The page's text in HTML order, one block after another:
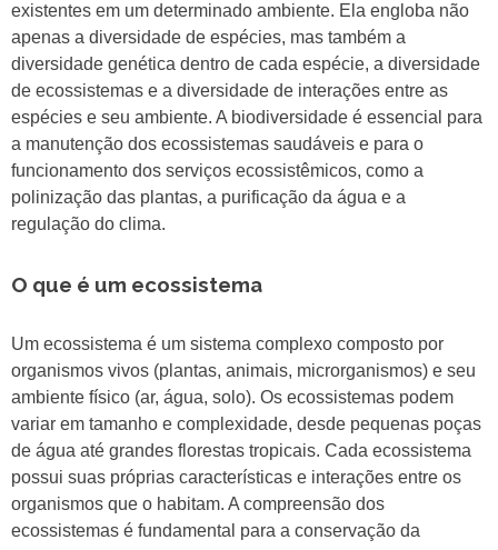
existentes em um determinado ambiente. Ela engloba não
apenas a diversidade de espécies, mas também a
diversidade genética dentro de cada espécie, a diversidade
de ecossistemas e a diversidade de interações entre as
espécies e seu ambiente. A biodiversidade é essencial para
a manutenção dos ecossistemas saudáveis e para o
funcionamento dos serviços ecossistêmicos, como a
polinização das plantas, a purificação da água e a
regulação do clima.
O que é um ecossistema
Um ecossistema é um sistema complexo composto por
organismos vivos (plantas, animais, microrganismos) e seu
ambiente físico (ar, água, solo). Os ecossistemas podem
variar em tamanho e complexidade, desde pequenas poças
de água até grandes florestas tropicais. Cada ecossistema
possui suas próprias características e interações entre os
organismos que o habitam. A compreensão dos
ecossistemas é fundamental para a conservação da